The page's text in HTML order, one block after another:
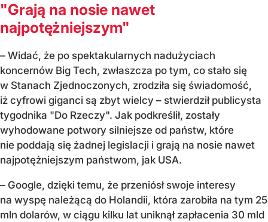
"Grają na nosie nawet
najpotężniejszym"
– Widać, że po spektakularnych nadużyciach
koncernów Big Tech, zwłaszcza po tym, co stało się
w Stanach Zjednoczonych, zrodziła się świadomość,
iż cyfrowi giganci są zbyt wielcy – stwierdził publicysta
tygodnika "Do Rzeczy". Jak podkreślił, zostały
wyhodowane potwory silniejsze od państw, które
nie poddają się żadnej legislacji i grają na nosie nawet
najpotężniejszym państwom, jak USA.
– Google, dzięki temu, że przeniósł swoje interesy
na wyspę należącą do Holandii, która zarobiła na tym 25
mln dolarów, w ciągu kilku lat uniknął zapłacenia 30 mld